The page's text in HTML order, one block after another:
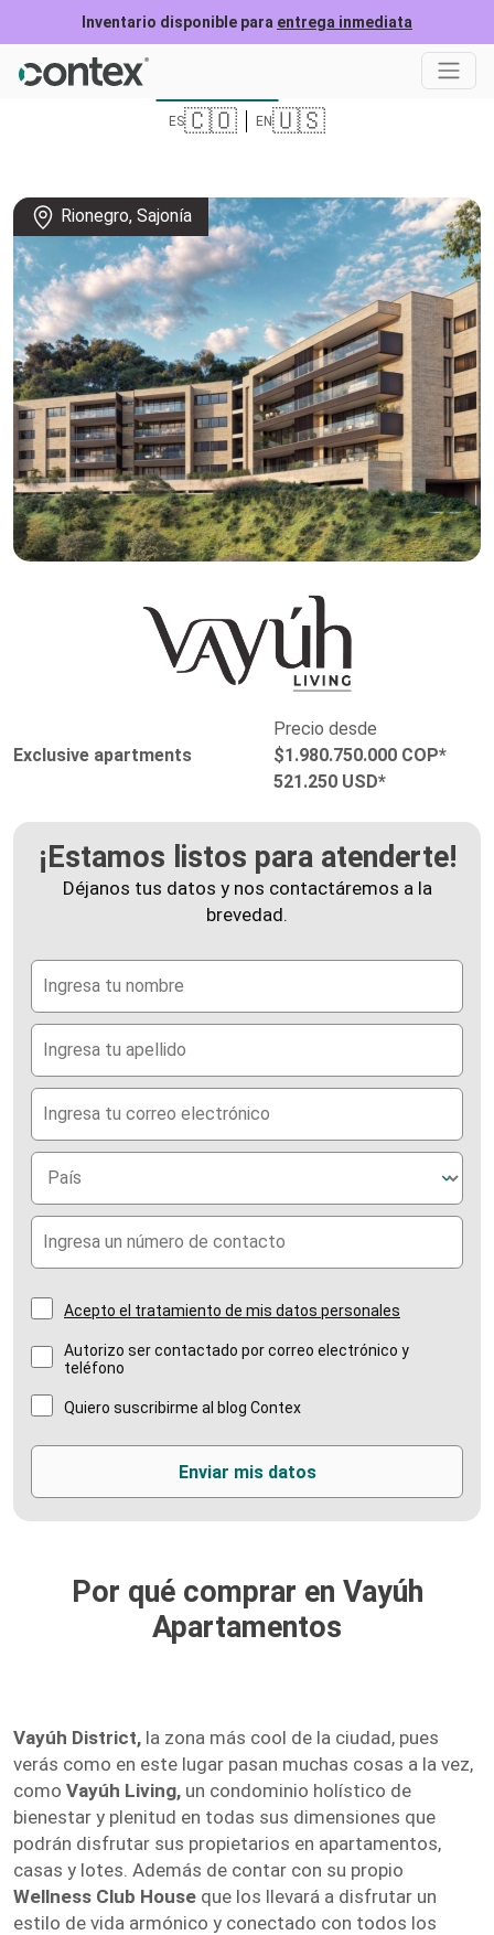
Inventario disponible para entrega inmediata
Ubicación
ES🇨🇴 EN🇺🇸
Rionegro, Sajonía
Exclusive apartments
Precio desde
$1.980.750.000 COP*
521.250 USD*
¡Estamos listos para atenderte!
Déjanos tus datos y nos contactáremos a la
brevedad.
Acepto el tratamiento de mis datos personales
Autorizo ser contactado por correo electrónico y
teléfono
Quiero suscribirme al blog Contex
Por qué comprar en Vayúh
Apartamentos
Vayúh District, la zona más cool de la ciudad, pues
verás como en este lugar pasan muchas cosas a la vez,
como Vayúh Living, un condominio holístico de
bienestar y plenitud en todas sus dimensiones que
podrán disfrutar sus propietarios en apartamentos,
casas y lotes. Además de contar con su propio
Wellness Club House que los llevará a disfrutar un
estilo de vida armónico y conectado con todos los